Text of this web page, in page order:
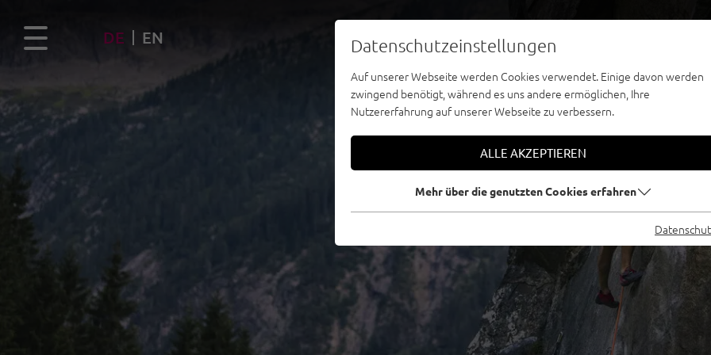
DE EN Datenschutzeinstellungen
Auf unserer Webseite werden Cookies verwendet. Einige davon werden
zwingend benötigt, während es uns andere ermöglichen, Ihre
Nutzererfahrung auf unserer Webseite zu verbessern.
ALLE AKZEPTIEREN
Mehr über die genutzten Cookies erfahren